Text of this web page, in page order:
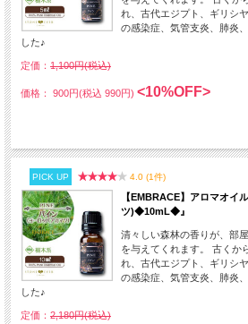
れ、古代エジプト、ギリシ
の感染症、気管支炎、肺炎
した♪
定価： 1,100円(税込)
価格： 900円(税込 990円) <10%OFF>
PICK UP 4.0 (1件)
【EMBRACE】アロマオイ
ツ)◆10mL◆』
清々しい森林の香りが、部
を与えてくれます。 古くか
れ、古代エジプト、ギリシ
の感染症、気管支炎、肺炎
した♪
定価： 2,180円(税込)